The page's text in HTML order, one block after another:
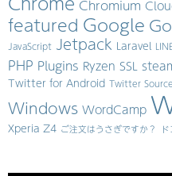
Chromium
featured Google
JavaScript Jetpack Laravel
PHP Plugins Ryzen SSL
Twitter for Android Twitter
Windows WordCamp
Xperia Z4 ご注文はうさぎですか？